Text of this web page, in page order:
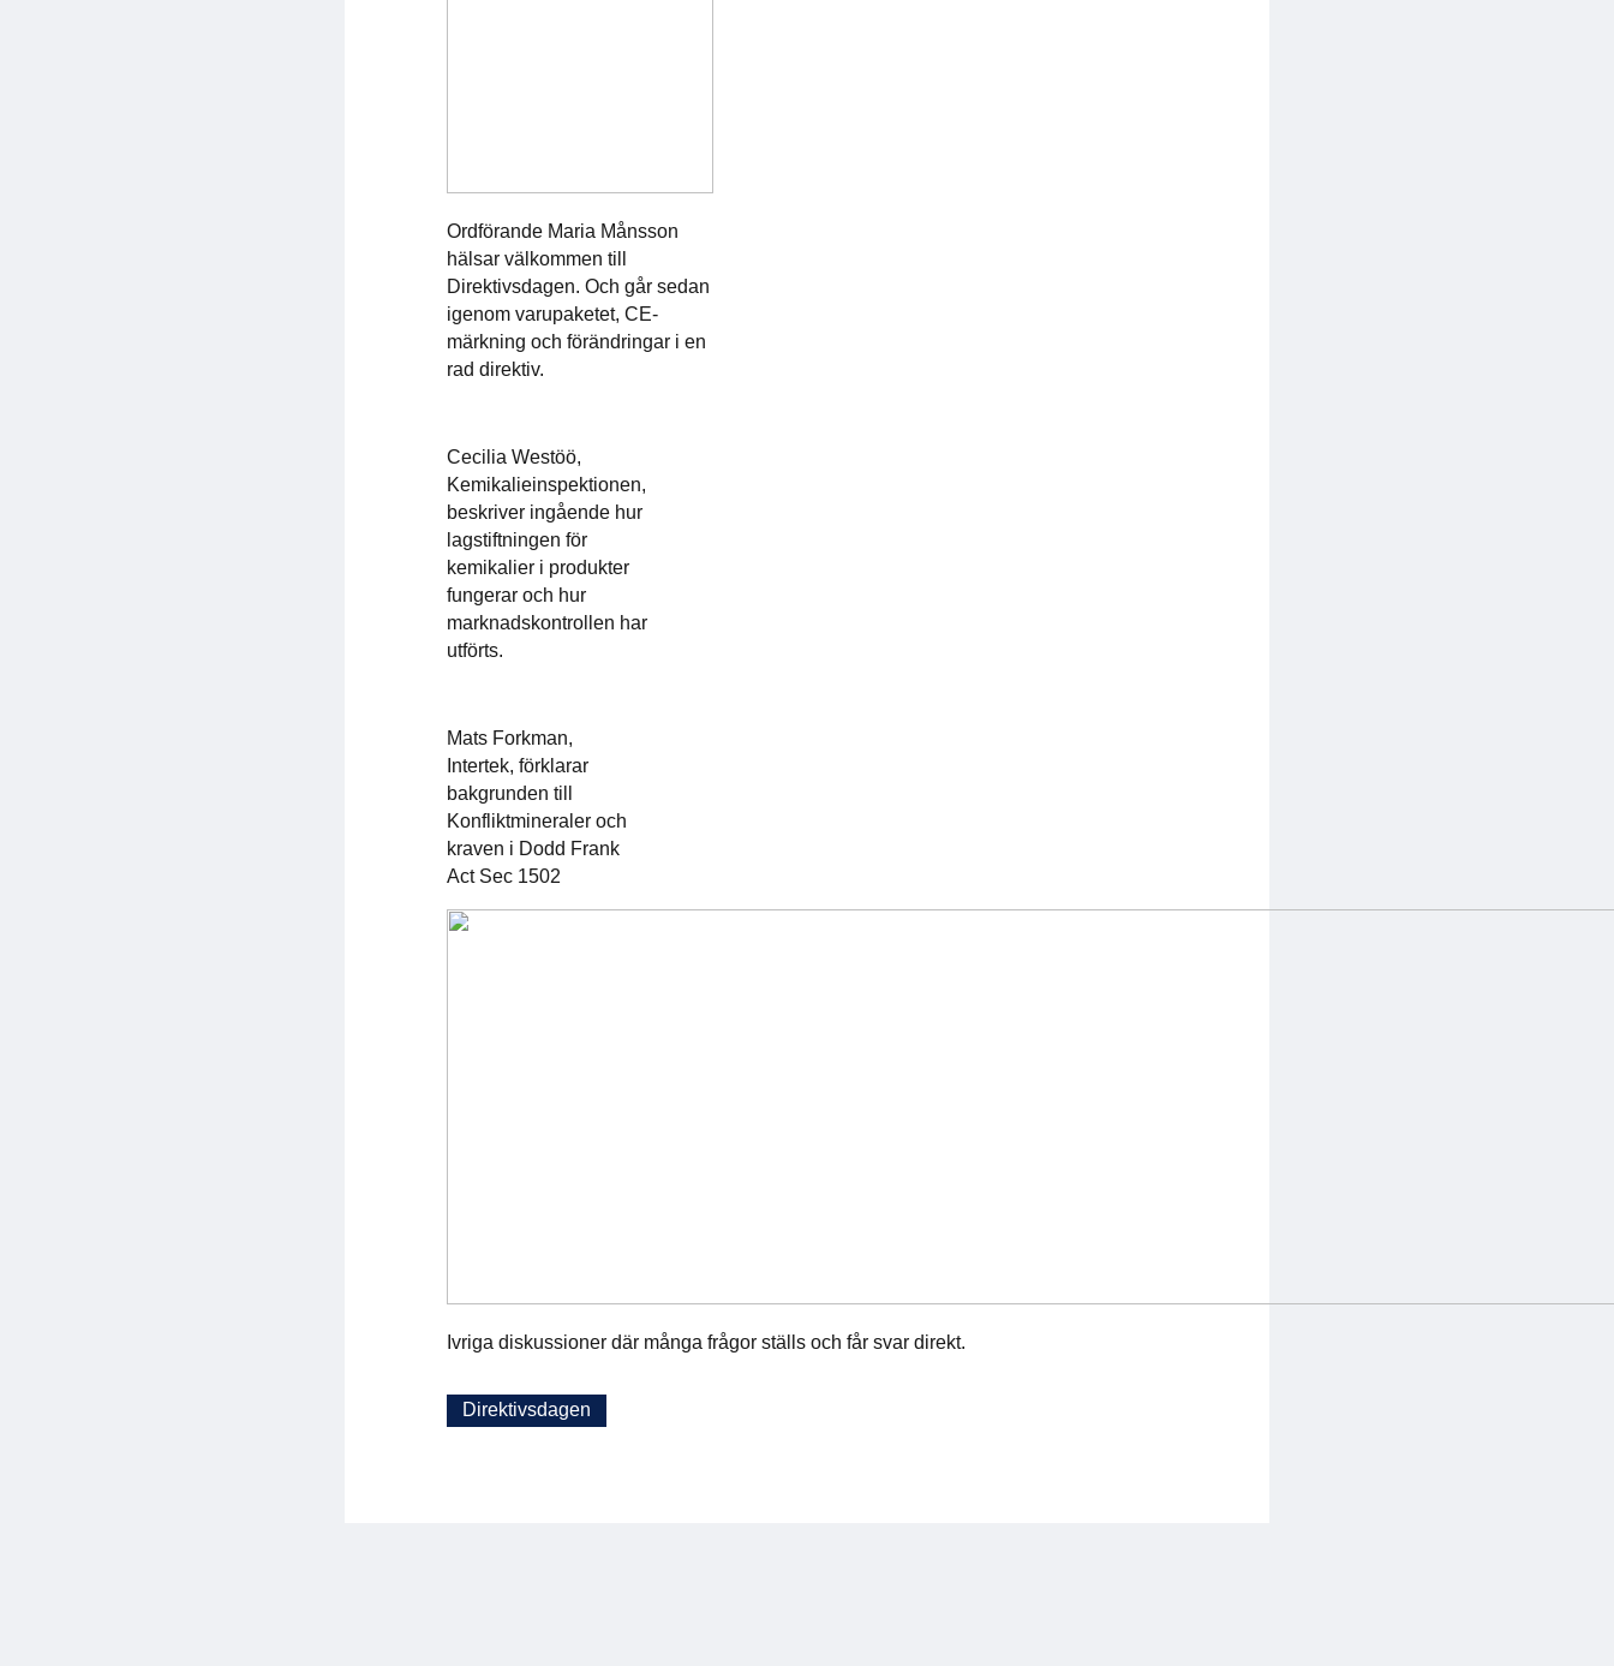
Ordförande Maria Månsson
hälsar välkommen till
Direktivsdagen. Och går sedan
igenom varupaketet, CE-
märkning och förändringar i en
rad direktiv.
Cecilia Westöö,
Kemikalieinspektionen,
beskriver ingående hur
lagstiftningen för
kemikalier i produkter
fungerar och hur
marknadskontrollen har
utförts.
Mats Forkman,
Intertek, förklarar
bakgrunden till
Konfliktmineraler och
kraven i Dodd Frank
Act Sec 1502
Ivriga diskussioner där många frågor ställs och får svar direkt.
Direktivsdagen